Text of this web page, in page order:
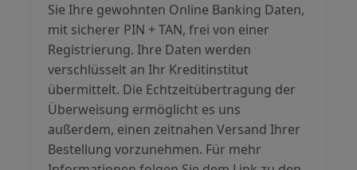
Sie Ihre gewohnten Online Banking Daten,
mit sicherer PIN + TAN, frei von einer
Registrierung. Ihre Daten werden
verschlüsselt an Ihr Kreditinstitut
übermittelt. Die Echtzeitübertragung der
Überweisung ermöglicht es uns
außerdem, einen zeitnahen Versand Ihrer
Bestellung vorzunehmen. Für mehr